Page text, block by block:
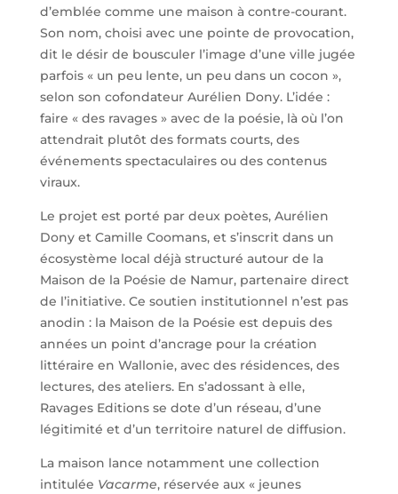
d’emblée comme une maison à contre-courant.
Son nom, choisi avec une pointe de provocation,
dit le désir de bousculer l’image d’une ville jugée
parfois « un peu lente, un peu dans un cocon »,
selon son cofondateur Aurélien Dony. L’idée :
faire « des ravages » avec de la poésie, là où l’on
attendrait plutôt des formats courts, des
événements spectaculaires ou des contenus
viraux.
Le projet est porté par deux poètes, Aurélien
Dony et Camille Coomans, et s’inscrit dans un
écosystème local déjà structuré autour de la
Maison de la Poésie de Namur, partenaire direct
de l’initiative. Ce soutien institutionnel n’est pas
anodin : la Maison de la Poésie est depuis des
années un point d’ancrage pour la création
littéraire en Wallonie, avec des résidences, des
lectures, des ateliers. En s’adossant à elle,
Ravages Editions se dote d’un réseau, d’une
légitimité et d’un territoire naturel de diffusion.
La maison lance notamment une collection
intitulée Vacarme, réservée aux « jeunes